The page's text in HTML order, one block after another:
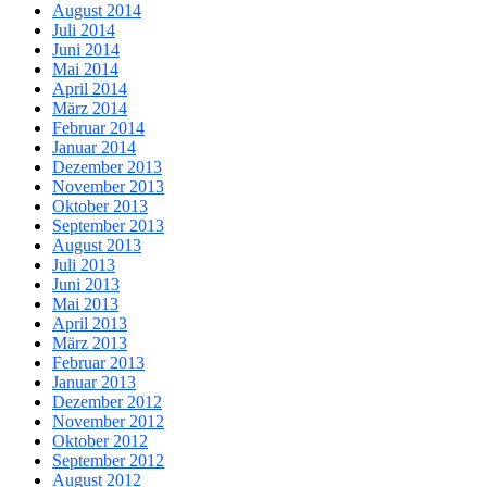
August 2014
Juli 2014
Juni 2014
Mai 2014
April 2014
März 2014
Februar 2014
Januar 2014
Dezember 2013
November 2013
Oktober 2013
September 2013
August 2013
Juli 2013
Juni 2013
Mai 2013
April 2013
März 2013
Februar 2013
Januar 2013
Dezember 2012
November 2012
Oktober 2012
September 2012
August 2012